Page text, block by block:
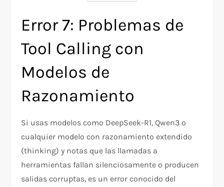
Error 7: Problemas de
Tool Calling con
Modelos de
Razonamiento
Si usas modelos como DeepSeek-R1, Qwen3 o
cualquier modelo con razonamiento extendido
(thinking) y notas que las llamadas a
herramientas fallan silenciosamente o producen
salidas corruptas, es un error conocido del